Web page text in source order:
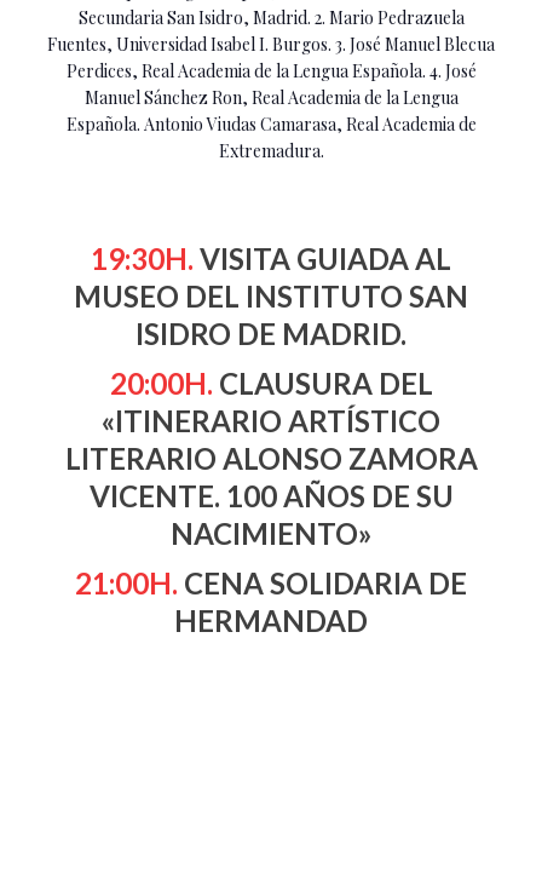
Secundaria San Isidro, Madrid. 2. Mario Pedrazuela
Fuentes, Universidad Isabel I. Burgos. 3. José Manuel Blecua
Perdices, Real Academia de la Lengua Española. 4. José
Manuel Sánchez Ron, Real Academia de la Lengua
Española. Antonio Viudas Camarasa, Real Academia de
Extremadura.
19:30H. VISITA GUIADA AL
MUSEO DEL INSTITUTO SAN
ISIDRO DE MADRID.
20:00H. CLAUSURA DEL
«ITINERARIO ARTÍSTICO
LITERARIO ALONSO ZAMORA
VICENTE. 100 AÑOS DE SU
NACIMIENTO»
21:00H. CENA SOLIDARIA DE
HERMANDAD